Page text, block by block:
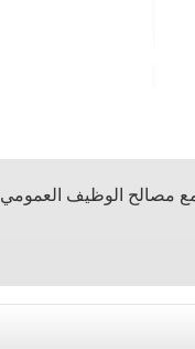
مع مصالح الوظيف العمومي